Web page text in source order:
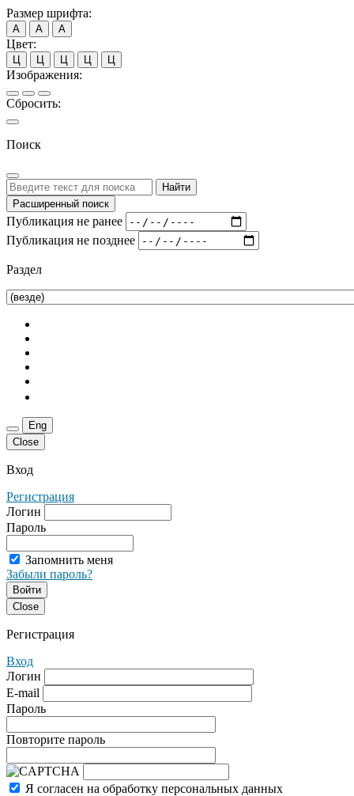
Размер шрифта:
А А А
Цвет:
Ц Ц Ц Ц Ц
Изображения:
Сбросить:
Поиск
Найти
Расширенный поиск
Публикация не ранее
Публикация не позднее
Раздел
Eng
Close
Вход
Регистрация
Логин
Пароль
Запомнить меня
Забыли пароль?
Войти
Close
Регистрация
Вход
Логин
E-mail
Пароль
Повторите пароль
Я согласен на обработку персональных данных